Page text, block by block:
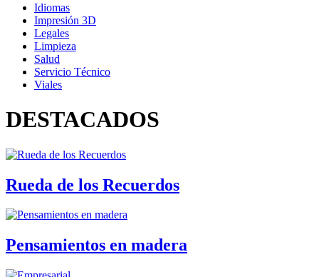
Idiomas
Impresión 3D
Legales
Limpieza
Salud
Servicio Técnico
Viales
DESTACADOS
Rueda de los Recuerdos
Pensamientos en madera